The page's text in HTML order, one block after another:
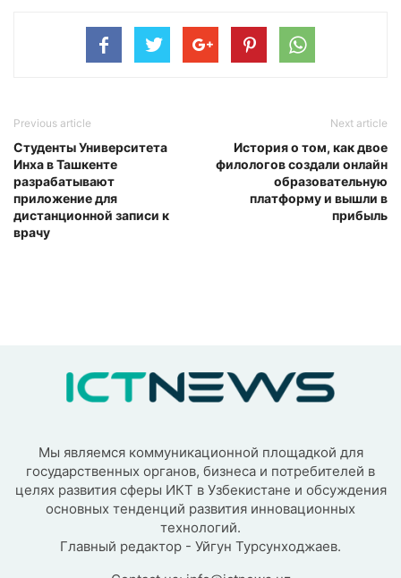
Previous article
Студенты Университета
Инха в Ташкенте
разрабатывают
приложение для
дистанционной записи к
врачу
Next article
История о том, как двое
филологов создали онлайн
образовательную
платформу и вышли в
прибыль
Мы являемся коммуникационной площадкой для
государственных органов, бизнеса и потребителей в
целях развития сферы ИКТ в Узбекистане и обсуждения
основных тенденций развития инновационных
технологий.
Главный редактор - Уйгун Турсунходжаев.